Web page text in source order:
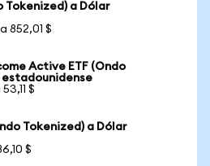
Tokenized) a Dólar
852,01 $
Active ETF (Ondo
estadounidense
$
Tokenized) a Dólar
$